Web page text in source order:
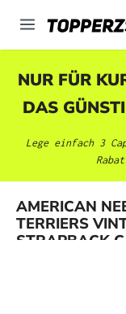
springen
NUR FÜR
DAS
Lege einfach 3
AMERICAN
TERRIERS
STRAPBACK
Bildergalerie